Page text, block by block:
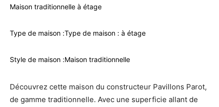
Maison traditionnelle à étage
Type de maison :Type de maison : à étage
Style de maison :Maison traditionnelle
Découvrez cette maison du constructeur Pavillons Parot,
de gamme traditionnelle. Avec une superficie allant de